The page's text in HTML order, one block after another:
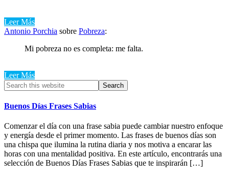
Leer Más
Antonio Porchia sobre Pobreza:
Mi pobreza no es completa: me falta.
Leer Más
Primary
Sidebar
Search
this
website
Buenos Días Frases Sabias
Comenzar el día con una frase sabia puede cambiar nuestro enfoque
y energía desde el primer momento. Las frases de buenos días son
una chispa que ilumina la rutina diaria y nos motiva a encarar las
horas con una mentalidad positiva. En este artículo, encontrarás una
selección de Buenos Días Frases Sabias que te inspirarán […]